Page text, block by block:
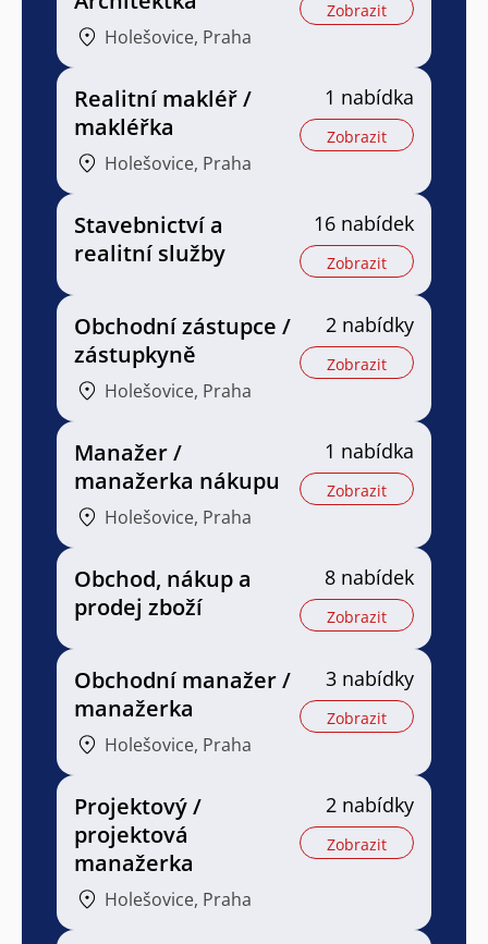
Holešovice, Praha
Zobrazit
Realitní makléř /
makléřka
Holešovice, Praha
1 nabídka
Zobrazit
Stavebnictví a
realitní služby
16 nabídek
Zobrazit
Obchodní zástupce /
zástupkyně
Holešovice, Praha
2 nabídky
Zobrazit
Manažer /
manažerka nákupu
Holešovice, Praha
1 nabídka
Zobrazit
Obchod, nákup a
prodej zboží
8 nabídek
Zobrazit
Obchodní manažer /
manažerka
Holešovice, Praha
3 nabídky
Zobrazit
Projektový /
projektová
manažerka
Holešovice, Praha
2 nabídky
Zobrazit